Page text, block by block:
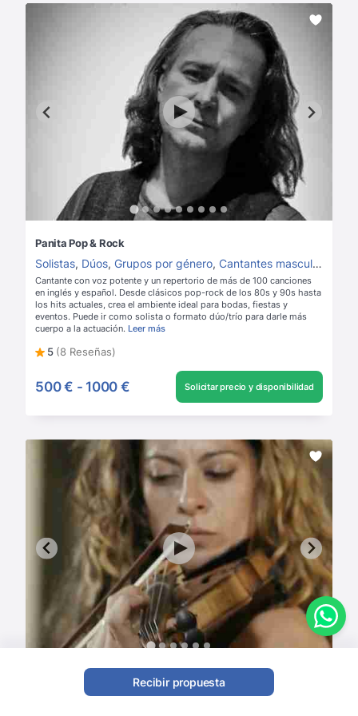
Panita Pop & Rock
Solistas, Dúos, Grupos por género, Cantantes masculinos
Cantante con voz potente y un repertorio de más de 100 canciones
en inglés y español. Desde clásicos pop-rock de los 80s y 90s hasta
los hits actuales, crea el ambiente ideal para bodas, fiestas y
eventos. Puede ir como solista o formato dúo/trío para darle más
cuerpo a la actuación. Leer más
5 (8 Reseñas)
500 € - 1000 € Solicitar precio y disponibilidad
María Violinista Madrid
Orquestas,Dúos clásicos,Violinistas,
Recibir propuesta